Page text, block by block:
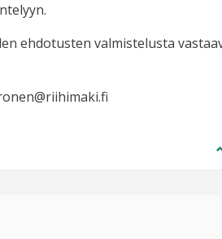
ehdotusten valmistelusta